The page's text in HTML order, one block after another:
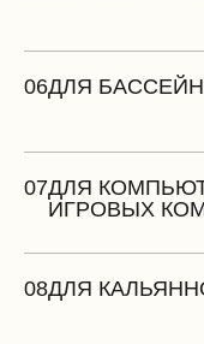
06ДЛЯ
07ДЛЯ
ИГРОВЫХ
08ДЛЯ